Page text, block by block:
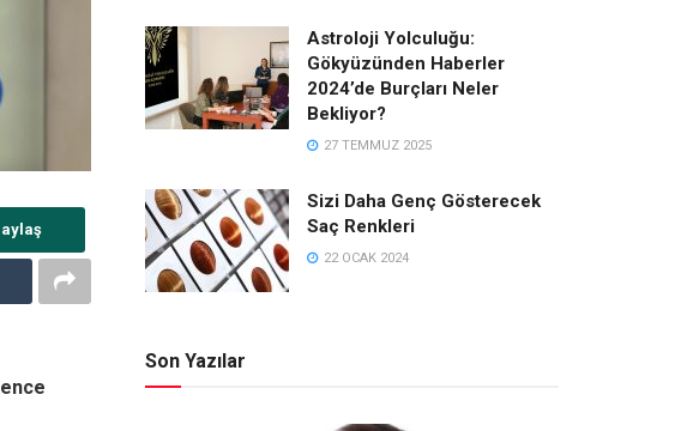
Astroloji Yolculuğu:
Gökyüzünden Haberler
2024’de Burçları Neler
Bekliyor?
27 TEMMUZ 2025
Sizi Daha Genç Gösterecek
Saç Renkleri
22 OCAK 2024
Son Yazılar